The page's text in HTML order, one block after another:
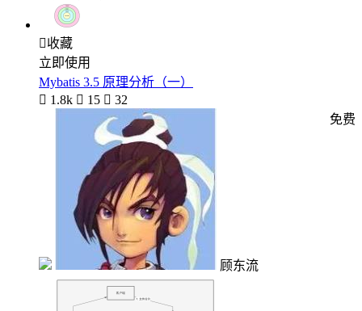
收藏
立即使用
Mybatis 3.5 原理分析（一）
 1.8k  15  32
顾东流
免费